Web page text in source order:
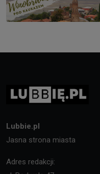
Lubbie.pl
Jasna strona miasta
Adres redakcji: